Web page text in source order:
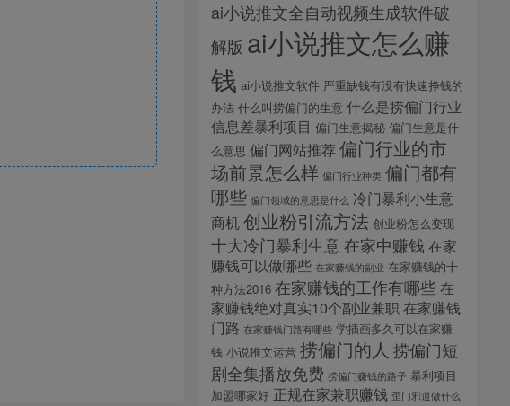
ai小说推文全自动视频生成软件破
解版 ai小说推文怎么赚
钱 ai小说推文软件 严重缺钱有没有快速挣钱的
办法 什么叫捞偏门的生意 什么是捞偏门行业
信息差暴利项目 偏门生意揭秘 偏门生意是什
么意思 偏门网站推荐 偏门行业的市
场前景怎么样 偏门行业种类 偏门都有
哪些 偏门领域的意思是什么 冷门暴利小生意
商机创业粉引流方法 创业粉怎么变现
十大冷门暴利生意 在家中赚钱 在家
赚钱可以做哪些 在家赚钱的副业 在家赚钱的十
种方法2016 在家赚钱的工作有哪些在
家赚钱绝对真实10个副业兼职 在家赚钱
门路 在家赚钱门路有哪些 学插画多久可以在家赚
钱 小说推文运营 捞偏门的人 捞偏门短
剧全集播放免费 捞偏门赚钱的路子 暴利项目
加盟哪家好 正规在家兼职赚钱 歪门邪道做什么